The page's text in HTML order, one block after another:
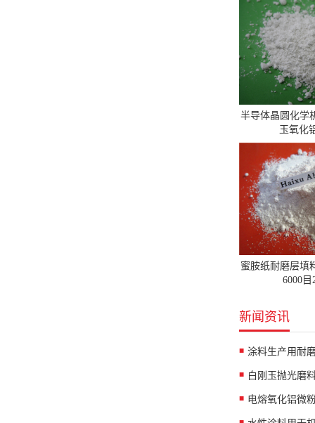
半导体晶圆化学
玉氧化
蜜胺纸耐磨层填
6000目
新闻资讯
涂料生产用耐
白刚玉抛光磨